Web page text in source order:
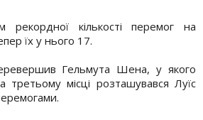
рекордної кількості перемог на
їх у нього 17.
Гельмута Шена, у якого
місці розташувався Луїс